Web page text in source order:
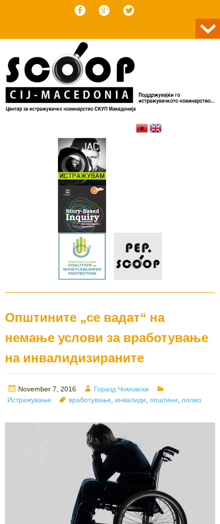
Општините „се вадат“ на
немање услови за вработување
на инвалидизираните
Posted
on
November 7, 2016 Author
Горазд Чомовски
Истражување
Tags
вработување инвалиди општини полио